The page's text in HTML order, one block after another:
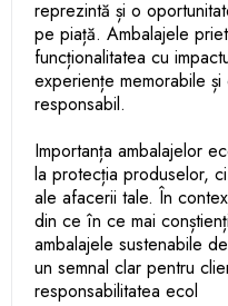
reprezintă și o
pe piață. Ambalajele
funcționalitatea cu
experiențe memorabile
responsabil.
Importanța ambalajelor
la protecția produselor,
ale afacerii tale. În
din ce în ce mai
ambalajele sustenabile
un semnal clar pentru
responsabilitatea ecol